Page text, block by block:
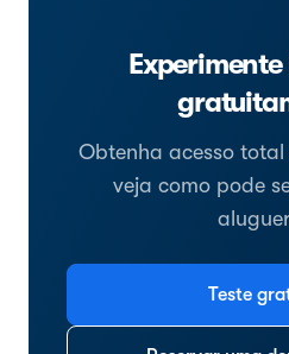
Obtenha acesso
veja como pode
Teste